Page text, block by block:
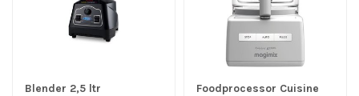
Blender 2,5 ltr
Foodprocessor Cuisine